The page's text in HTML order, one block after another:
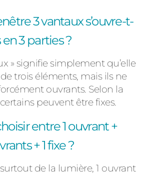
3 vantaux s’ouvre-t-
3 parties ?
» signifie simplement qu’elle
trois éléments, mais ils ne
ouvrants. Selon la
peuvent être fixes.
entre 1 ouvrant +
+ 1 fixe ?
de la lumière, 1 ouvrant